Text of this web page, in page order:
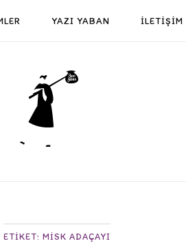
YAZI YABAN İLETİŞİM
Home
ETIKET: MISK ADAÇAYI